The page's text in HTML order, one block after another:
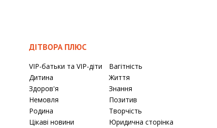
ДІТВОРА ПЛЮС
VIP-батьки та VIP-діти
Вагітність
Дитина
Життя
Здоров'я
Знання
Немовля
Позитив
Родина
Творчість
Цікаві новини
Юридична сторінка